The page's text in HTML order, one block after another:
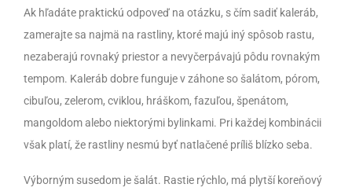
Ak hľadáte praktickú odpoveď na otázku, s čím sadiť kaleráb,
zamerajte sa najmä na rastliny, ktoré majú iný spôsob rastu,
nezaberajú rovnaký priestor a nevyčerpávajú pôdu rovnakým
tempom. Kaleráb dobre funguje v záhone so šalátom, pórom,
cibuľou, zelerom, cviklou, hráškom, fazuľou, špenátom,
mangoldom alebo niektorými bylinkami. Pri každej kombinácii
však platí, že rastliny nesmú byť natlačené príliš blízko seba.
Výborným susedom je šalát. Rastie rýchlo, má plytší koreňový